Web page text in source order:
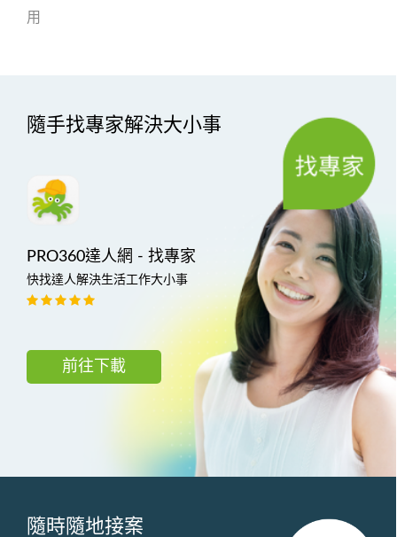
用
隨手找專家解決大小事
PRO360達人網 - 找專家
快找達人解決生活工作大小事
前往下載
隨時隨地接案